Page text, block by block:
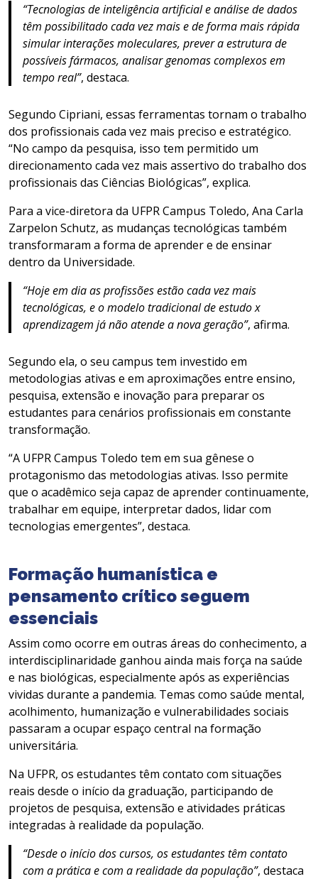
“Tecnologias de inteligência artificial e análise de dados
têm possibilitado cada vez mais e de forma mais rápida
simular interações moleculares, prever a estrutura de
possíveis fármacos, analisar genomas complexos em
tempo real”, destaca.
Segundo Cipriani, essas ferramentas tornam o trabalho
dos profissionais cada vez mais preciso e estratégico.
“No campo da pesquisa, isso tem permitido um
direcionamento cada vez mais assertivo do trabalho dos
profissionais das Ciências Biológicas”, explica.
Para a vice-diretora da UFPR Campus Toledo, Ana Carla
Zarpelon Schutz, as mudanças tecnológicas também
transformaram a forma de aprender e de ensinar
dentro da Universidade.
“Hoje em dia as profissões estão cada vez mais
tecnológicas, e o modelo tradicional de estudo x
aprendizagem já não atende a nova geração”, afirma.
Segundo ela, o seu campus tem investido em
metodologias ativas e em aproximações entre ensino,
pesquisa, extensão e inovação para preparar os
estudantes para cenários profissionais em constante
transformação.
“A UFPR Campus Toledo tem em sua gênese o
protagonismo das metodologias ativas. Isso permite
que o acadêmico seja capaz de aprender continuamente,
trabalhar em equipe, interpretar dados, lidar com
tecnologias emergentes”, destaca.
Formação humanística e
pensamento crítico seguem
essenciais
Assim como ocorre em outras áreas do conhecimento, a
interdisciplinaridade ganhou ainda mais força na saúde
e nas biológicas, especialmente após as experiências
vividas durante a pandemia. Temas como saúde mental,
acolhimento, humanização e vulnerabilidades sociais
passaram a ocupar espaço central na formação
universitária.
Na UFPR, os estudantes têm contato com situações
reais desde o início da graduação, participando de
projetos de pesquisa, extensão e atividades práticas
integradas à realidade da população.
“Desde o início dos cursos, os estudantes têm contato
com a prática e com a realidade da população”, destaca